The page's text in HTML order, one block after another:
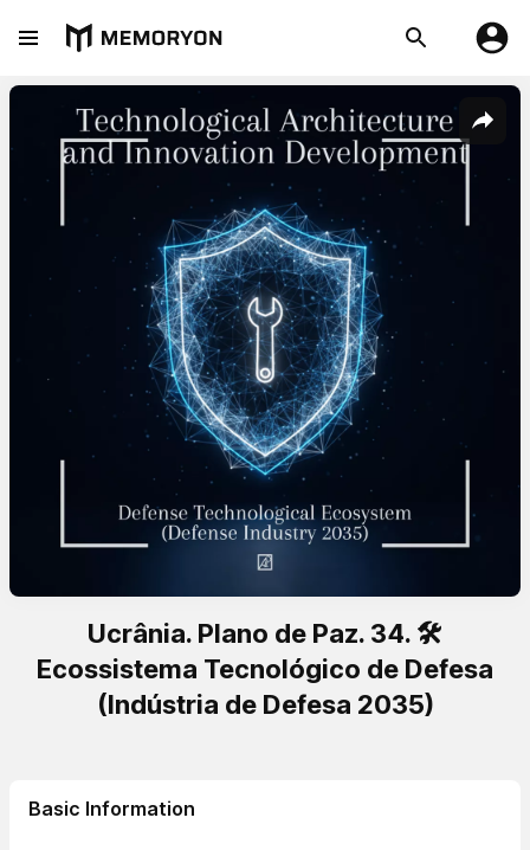
Ucrânia. Plano de Paz. 34. 🛠️
Ecossistema Tecnológico de Defesa
(Indústria de Defesa 2035)
Basic Information